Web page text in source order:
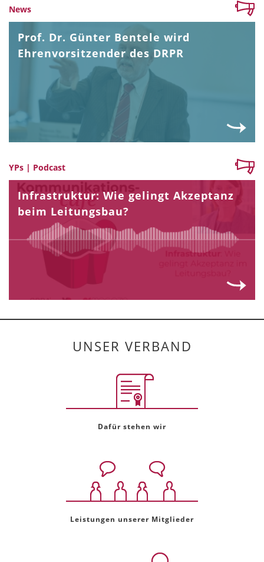
News
Prof. Dr. Günter Bentele wird
Ehrenvorsitzender des DRPR
YPs | Podcast
Infrastruktur: Wie gelingt Akzeptanz
beim Leitungsbau?
UNSER VERBAND
Dafür stehen wir
Leistungen unserer Mitglieder